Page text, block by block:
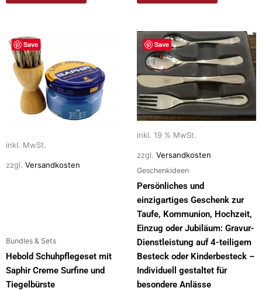
Save
inkl. MwSt.
zzgl. Versandkosten
Bundles & Sets
Hebold Schuhpflegeset mit
Saphir Creme Surfine und
Tiegelbürste
Dieses
Produkt
weist
mehrere
Varianten
können
auf
Save
inkl. 19 % MwSt.
zzgl. Versandkosten
Geschenkideen
Persönliches und
einzigartiges Geschenk zur
Taufe, Kommunion, Hochzeit,
Einzug oder Jubiläum: Gravur-
Dienstleistung auf 4-teiligem
Besteck oder Kinderbesteck –
Individuell gestaltet für
besondere Anlässe